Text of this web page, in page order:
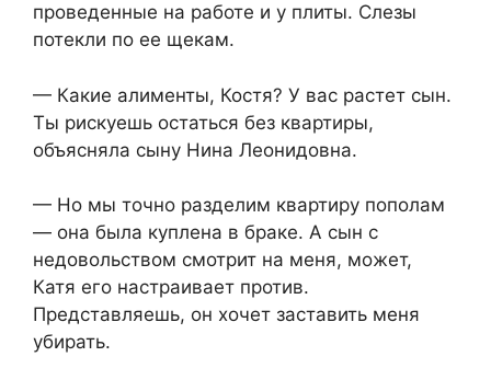
проведенные на работе и у плиты. Слезы
потекли по ее щекам.
— Какие алименты, Костя? У вас растет сын.
Ты рискуешь остаться без квартиры,
объясняла сыну Нина Леонидовна.
— Но мы точно разделим квартиру пополам
— она была куплена в браке. А сын с
недовольством смотрит на меня, может,
Катя его настраивает против.
Представляешь, он хочет заставить меня
убирать.